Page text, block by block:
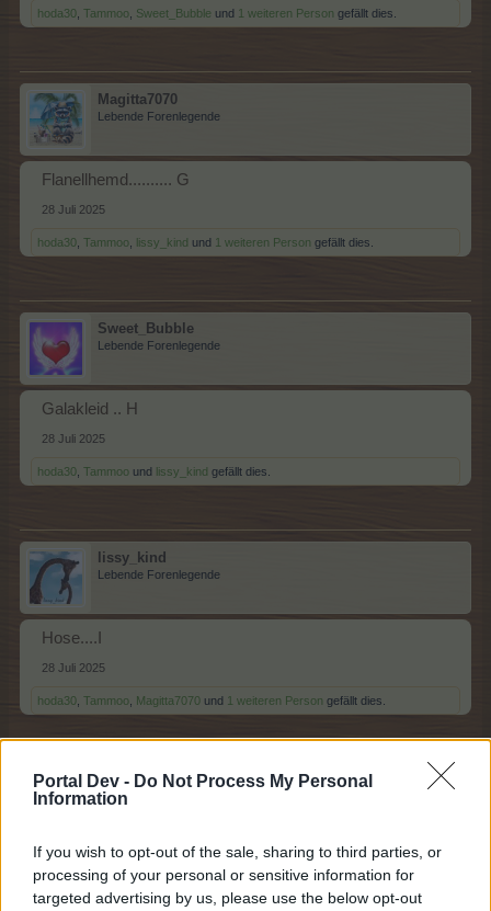
Portal Dev - Do Not Process My Personal
Information
If you wish to opt-out of the sale, sharing to third parties, or
processing of your personal or sensitive information for
targeted advertising by us, please use the below opt-out
hoda30 Tammoo Sweet_Bubble und 1 weiteren Person gefällt dies.
Magitta7070
Lebende Forenlegende
Flanellhemd.......... G
28 Juli 2025
hoda30 Tammoo lissy_kind und 1 weiteren Person gefällt dies.
Sweet_Bubble
Lebende Forenlegende
Galakleid .. H
28 Juli 2025
hoda30 Tammoo und lissy_kind gefällt dies.
lissy_kind
Lebende Forenlegende
Hose....I
28 Juli 2025
hoda30 Tammoo Magitta7070 und 1 weiteren Person gefällt dies.
Sweet_Bubble
Lebende Forenlegende
Italienische Stola . J
28 Juli 2025